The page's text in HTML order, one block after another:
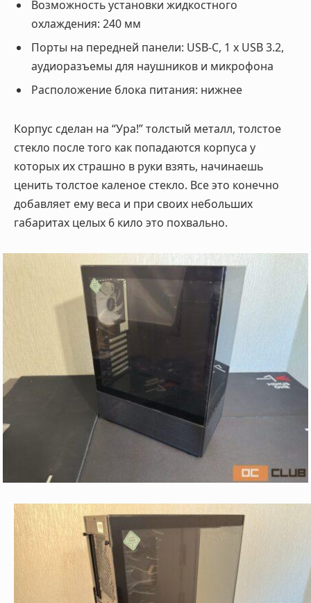
Возможность установки жидкостного
охлаждения: 240 мм
Порты на передней панели: USB-С, 1 x USB 3.2,
аудиоразъемы для наушников и микрофона
Расположение блока питания: нижнее
Корпус сделан на “Ура!” толстый металл, толстое
стекло после того как попадаются корпуса у
которых их страшно в руки взять, начинаешь
ценить толстое каленое стекло. Все это конечно
добавляет ему веса и при своих небольших
габаритах целых 6 кило это похвально.